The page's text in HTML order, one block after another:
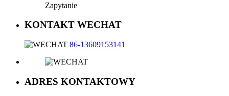
Zapytanie
KONTAKT WECHAT
86-13609153141
ADRES KONTAKTOWY